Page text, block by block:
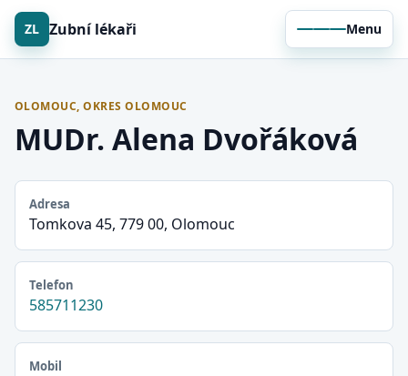
ZL Zubní lékaři Menu
OLOMOUC, OKRES OLOMOUC
MUDr. Alena Dvořáková
Adresa
Tomkova 45, 779 00, Olomouc
Telefon
585711230
Mobil